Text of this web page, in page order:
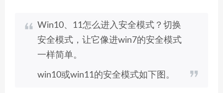
Win10、11怎么进入安全模式？切换
安全模式，让它像进win7的安全模式
一样简单。
win10或win11的安全模式如下图。